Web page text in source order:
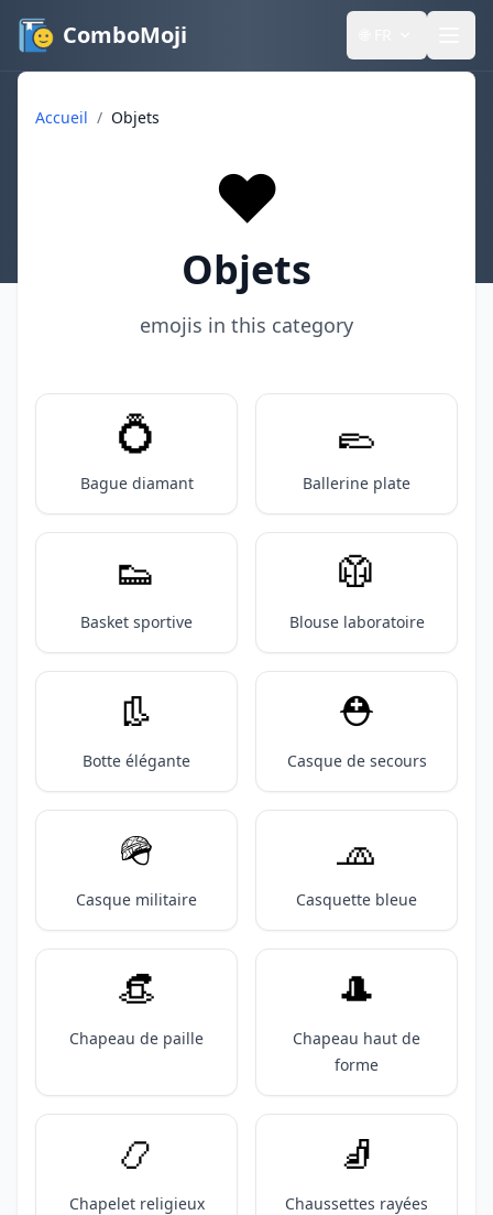
ComboMoji
Accueil / Objets
❤️
Objets
emojis in this category
💍
Bague diamant
🥿
Ballerine plate
👟
Basket sportive
🥼
Blouse laboratoire
👢
Botte élégante
⛑️
Casque de secours
🪖
Casque militaire
🧢
Casquette bleue
👒
Chapeau de paille
🎩
Chapeau haut de
forme
📿
Chapelet religieux
🧦
Chaussettes rayées